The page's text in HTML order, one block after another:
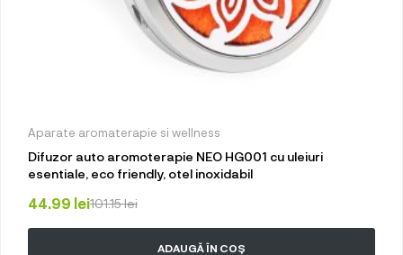
Aparate aromaterapie si wellness
Difuzor auto aromoterapie NEO HG001 cu uleiuri
esentiale, eco friendly, otel inoxidabil
101.15lei
44.99 lei
ADAUGĂ ÎN COȘ